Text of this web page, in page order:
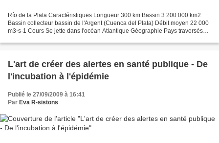
Río de la Plata Caractéristiques Longueur 300 km Bassin 3 200 000 km2
Bassin collecteur bassin de l'Argent (Cuenca del Plata) Débit moyen 22 000
m3⋅s-1 Cours Se jette dans l'océan Atlantique Géographie Pays traversés
L'art de créer des alertes en santé publique - De
l'incubation à l'épidémie
Publié le 27/09/2009 à 16:41
Par Eva R-sistons